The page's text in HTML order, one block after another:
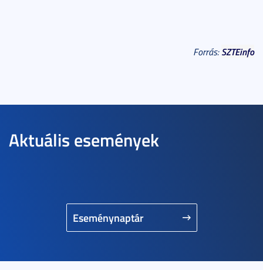
Forrás: SZTEinfo
Aktuális események
Eseménynaptár